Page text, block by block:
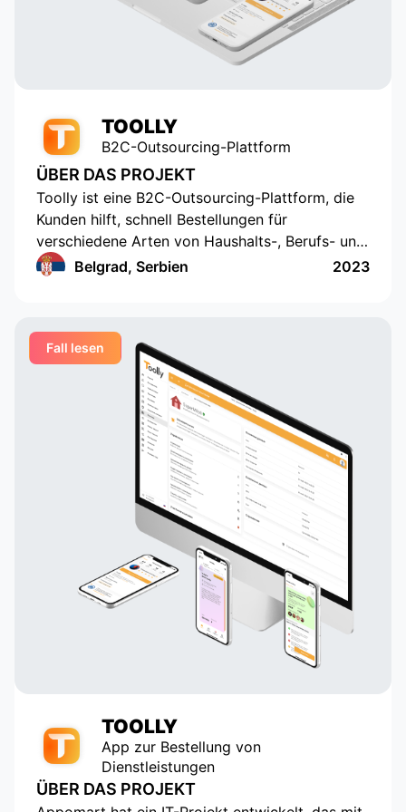
active users. Appomart continues
to be an indispensable technical
partner, responding to our
TOOLLY
B2C-Outsourcing-Plattform
ÜBER DAS PROJEKT
Toolly ist eine B2C-Outsourcing-Plattform, die
Kunden hilft, schnell Bestellungen für
verschiedene Arten von Haushalts-, Berufs- und
Bildungsdienstleistungen aufzugeben, und
praktischen Format
Belgrad, Serbien 2023
Fall lesen
TOOLLY
App zur Bestellung von
Dienstleistungen
ÜBER DAS PROJEKT